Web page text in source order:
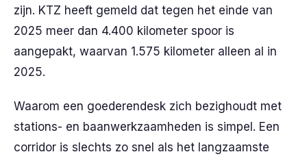
zijn. KTZ heeft gemeld dat tegen het einde van
2025 meer dan 4.400 kilometer spoor is
aangepakt, waarvan 1.575 kilometer alleen al in
2025.
Waarom een goederendesk zich bezighoudt met
stations- en baanwerkzaamheden is simpel. Een
corridor is slechts zo snel als het langzaamste